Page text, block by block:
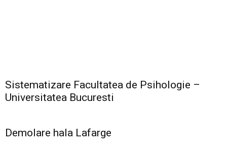
Sistematizare Facultatea de Psihologie –
Universitatea Bucuresti
Demolare hala Lafarge